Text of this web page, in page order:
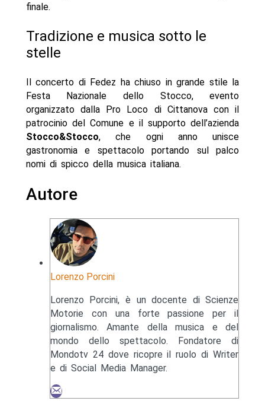
finale.
Tradizione e musica sotto le
stelle
Il concerto di Fedez ha chiuso in grande stile la
Festa Nazionale dello Stocco, evento
organizzato dalla Pro Loco di Cittanova con il
patrocinio del Comune e il supporto dell’azienda
Stocco&Stocco, che ogni anno unisce
gastronomia e spettacolo portando sul palco
nomi di spicco della musica italiana.
Autore
Lorenzo Porcini
Lorenzo Porcini, è un docente di Scienze
Motorie con una forte passione per il
giornalismo. Amante della musica e del
mondo dello spettacolo. Fondatore di
Mondotv 24 dove ricopre il ruolo di Writer
e di Social Media Manager.